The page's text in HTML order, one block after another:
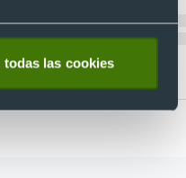
todas las cookies